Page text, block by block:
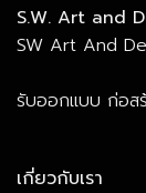
S.W. Art and
SW Art And
รับออกแบบ ก่อส
เกี่ยวกับเรา